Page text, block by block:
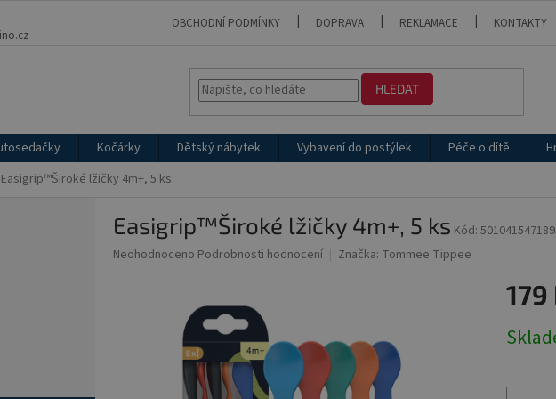
OBCHODNÍ PODMÍNKY DOPRAVA REKLAMACE KONTAKTY
HLEDAT
Kočárky Dětský nábytek Vybavení do postýlek Péče o dítě
Easigrip™Široké lžičky 4m+, 5 ks
Easigrip™Široké lžičky 4m+, 5 ks Kód:
Průměrné
Neohodnoceno Podrobnosti hodnocení Značka: Tommee Tippee
179
cena: